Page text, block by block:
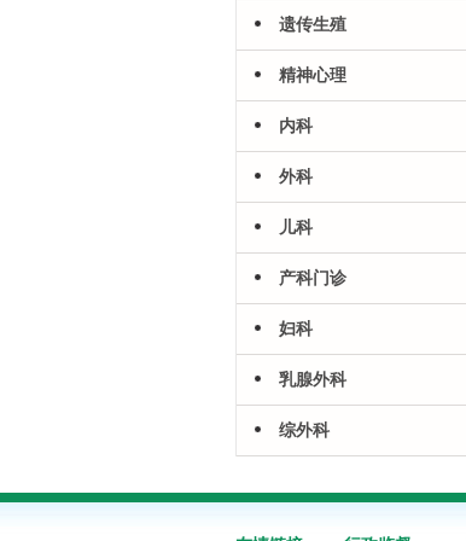
遗传生殖
精神心理
内科
外科
儿科
产科门诊
妇科
乳腺外科
综外科